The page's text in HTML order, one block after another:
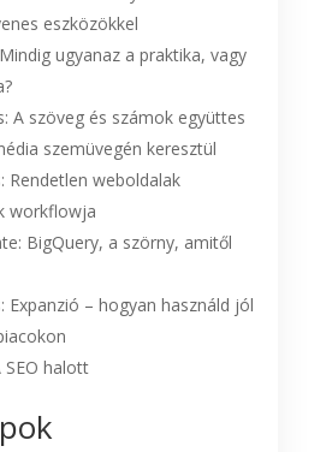
eszközökkel
ugyanaz a praktika, vagy
A szöveg és számok együttes
szemüvegén keresztül
Rendetlen weboldalak
workflowja
BigQuery, a szörny, amitől
Expanzió – hogyan használd jól
SEO halott